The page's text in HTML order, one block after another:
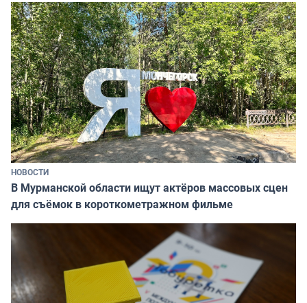
НОВОСТИ
В Мурманской области ищут актёров массовых сцен
для съёмок в короткометражном фильме